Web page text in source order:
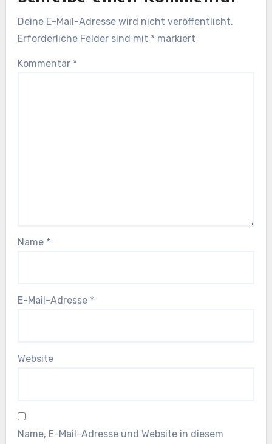
Deine E-Mail-Adresse wird nicht veröffentlicht.
Erforderliche Felder sind mit * markiert
Kommentar *
Name *
E-Mail-Adresse *
Website
Name, E-Mail-Adresse und Website in diesem